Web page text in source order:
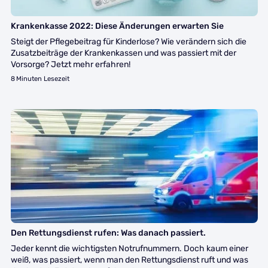
Finanzen
Krankenkasse 2022: Diese Änderungen erwarten Sie
Steigt der Pflegebeitrag für Kinderlose? Wie verändern sich die
Zusatzbeiträge der Krankenkassen und was passiert mit der
Vorsorge? Jetzt mehr erfahren!
8 Minuten Lesezeit
Hausnotruf
Den Rettungsdienst rufen: Was danach passiert.
Jeder kennt die wichtigsten Notrufnummern. Doch kaum einer
weiß, was passiert, wenn man den Rettungsdienst ruft und was